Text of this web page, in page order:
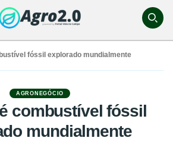
fóssil explorado mundialmente
AGRONEGÓCIO
combustível fóssil
mundialmente